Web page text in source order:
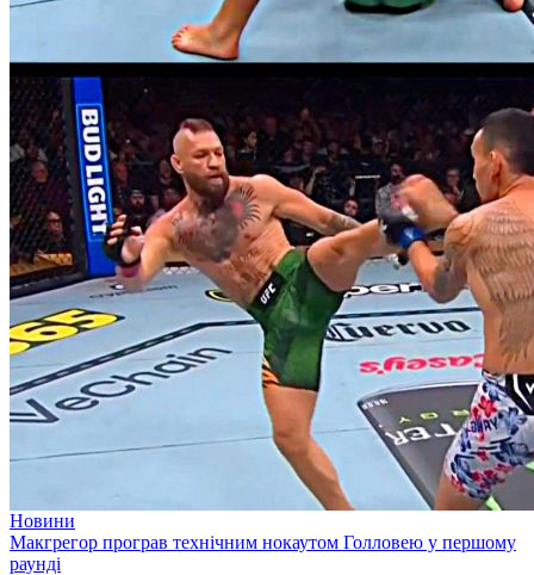
Новини
Макгрегор програв технічним нокаутом Голловею у першому
раунді